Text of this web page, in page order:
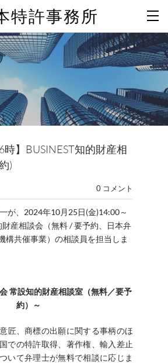
特許事務所
時】BUSINEST知的財産相
)
0 コメント
が、2024年10月25日(金)14:00～
産相談会（無料 / 要予約、日本弁
構共催事業）の相談員を担当しま
常設知的財産相談室（無料／要予
約）～
匠、商標の出願に関する事柄のほ
での特許取得、著作権、輸入差止
いて弁理士が無料で相談に応じま